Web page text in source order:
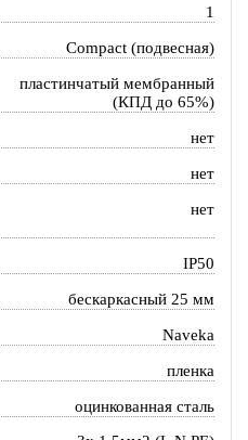
1
Compact (подвесная)
пластинчатый мембранный
(КПД до 65%)
нет
нет
нет
IP50
бескаркасный 25 мм
Naveka
пленка
оцинкованная сталь